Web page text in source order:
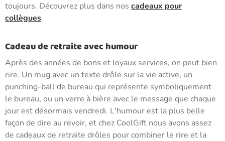
toujours. Découvrez plus dans nos cadeaux pour
collègues.
Cadeau de retraite avec humour
Après des années de bons et loyaux services, on peut bien
rire. Un mug avec un texte drôle sur la vie active, un
punching-ball de bureau qui représente symboliquement
le bureau, ou un verre à bière avec le message que chaque
jour est désormais vendredi. L'humour est la plus belle
façon de dire au revoir, et chez CoolGift nous avons assez
de cadeaux de retraite drôles pour combiner le rire et la